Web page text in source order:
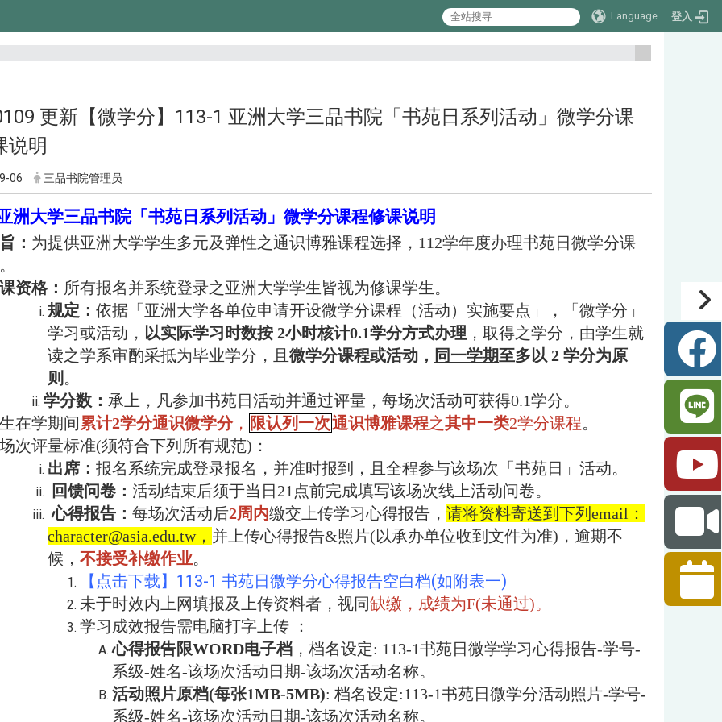
Language 登入
:::
更新【微学分】113-1 亚洲大学三品书院「书苑日系列活动」微学分课
说明
06 三品书院管理员
洲大学三品书院「书苑日系列活动」微学分课程修课说明
： 为提供亚洲大学学生多元及弹性之通识博雅课程选择，112学年度办理书苑日微学分课
资格： 所有报名并系统登录之亚洲大学学生皆视为修课学生。
规定： 依据「亚洲大学各单位申请开设微学分课程（活动）实施要点」，「微学分」
学习或活动， 以实际学习时数按 2小时核计0.1学分方式办理 ，取得之学分，由学生就
读之学系审酌采抵为毕业学分，且 微学分课程或活动， 同一学期至多以 2 学分为原
则 。
学分数： 承上，凡参加书苑日活动并通过评量，每场次活动可获得0.1学分。
在学期间累计2学分通识微学分， 限认列一次通识博雅课程之其中一类2学分课程。
次评量标准(须符合下列所有规范)：
出席： 报名系统完成登录报名，并准时报到，且全程参与该场次「书苑日」活动。
回馈问卷： 活动结束后须于当日21点前完成填写该场次线上活动问卷。
心得报告： 每场次活动后2周内缴交上传学习心得报告， 请将资料寄送到下列email：
character@asia.edu.tw， 并上传心得报告&照片(以承办单位收到文件为准)，逾期不
候， 不接受补缴作业。
【点击下载】113-1 书苑日微学分心得报告空白档(如附表一)
未于时效内上网填报及上传资料者，视同缺缴，成绩为F(未通过)。
学习成效报告需电脑打字上传 ：
心得报告限WORD电子档 ，档名设定: 113-1书苑日微学学习心得报告-学号-
系级-姓名-该场次活动日期-该场次活动名称。
活动照片原档(每张1MB-5MB): 档名设定:113-1书苑日微学分活动照片-学号-
系级-姓名-该场次活动日期-该场次活动名称。